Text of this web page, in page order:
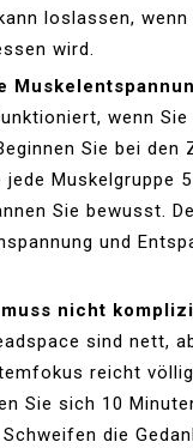
loslassen,
wird.
wenn
Sie bei den
jede Muskelgruppe
Sie bewusst.
und
nicht
sind nett,
reicht
Sie sich 10
die